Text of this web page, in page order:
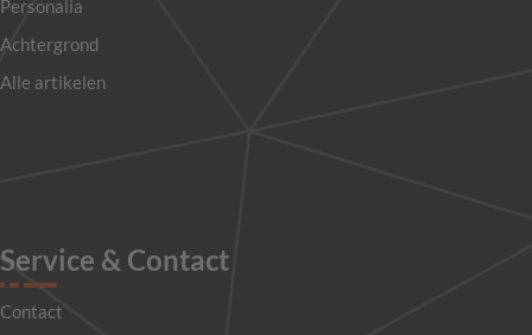
Personalia
Achtergrond
Alle artikelen
Service & Contact
Contact